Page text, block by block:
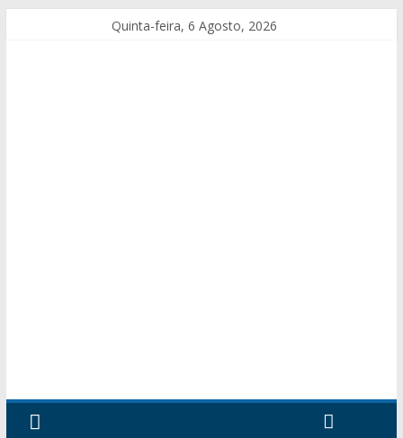
Quinta-feira, 6 Agosto, 2026